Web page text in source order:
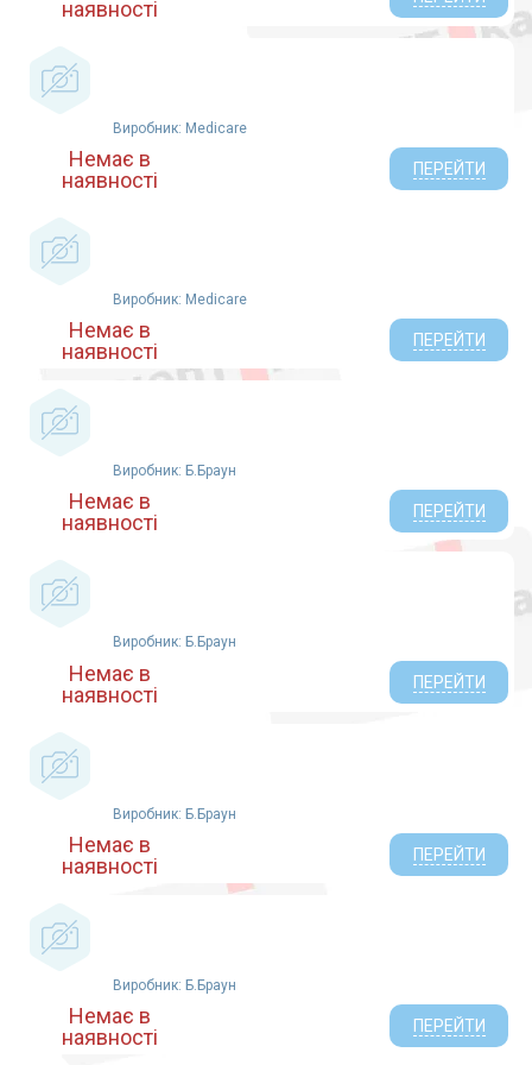
наявності
Виробник: Medicare
Немає в
наявності
ПЕРЕЙТИ
Виробник: Medicare
Немає в
наявності
ПЕРЕЙТИ
Виробник: Б.Браун
Немає в
наявності
ПЕРЕЙТИ
Виробник: Б.Браун
Немає в
наявності
ПЕРЕЙТИ
Виробник: Б.Браун
Немає в
наявності
ПЕРЕЙТИ
Виробник: Б.Браун
Немає в
наявності
ПЕРЕЙТИ